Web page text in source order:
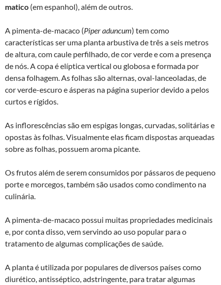
matico (em espanhol), além de outros.
A pimenta-de-macaco (Piper aduncum) tem como
características ser uma planta arbustiva de três a seis metros
de altura, com caule perfilhado, de cor verde e com a presença
de nós. A copa é elíptica vertical ou globosa e formada por
densa folhagem. As folhas são alternas, oval-lanceoladas, de
cor verde-escuro e ásperas na página superior devido a pelos
curtos e rígidos.
As inflorescências são em espigas longas, curvadas, solitárias e
opostas às folhas. Visualmente elas ficam dispostas arqueadas
sobre as folhas, possuem aroma picante.
Os frutos além de serem consumidos por pássaros de pequeno
porte e morcegos, também são usados como condimento na
culinária.
A pimenta-de-macaco possui muitas propriedades medicinais
e, por conta disso, vem servindo ao uso popular para o
tratamento de algumas complicações de saúde.
A planta é utilizada por populares de diversos países como
diurético, antisséptico, adstringente, para tratar algumas